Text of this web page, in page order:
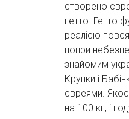
створено
ґетто. Ґетто
реалією
попри
знайомим
Крупки і
євреями.
на 100 кг, і